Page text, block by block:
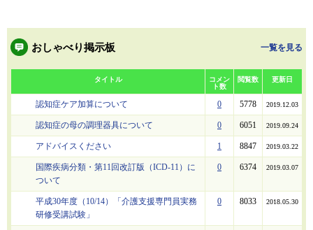
おしゃべり掲示板 一覧を見る
タイトル
コメン
ト数
閲覧数 更新日
認知症ケア加算について 0 5778 2019.12.03
認知症の母の調理器具について 0 6051 2019.09.24
アドバイスください 1 8847 2019.03.22
国際疾病分類・第11回改訂版（ICD-11）に
ついて
0 6374 2019.03.07
平成30年度（10/14）「介護支援専門員実務
研修受講試験」
0 8033 2018.05.30